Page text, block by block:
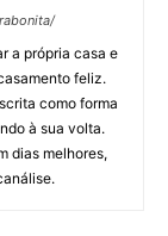
a própria casa e
feliz.
como forma
à sua volta.
dias melhores,